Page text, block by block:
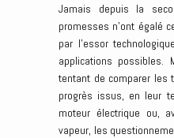
Jamais depuis la
promesses n’ont égalé
par l’essor
applications possibles.
tentant de comparer les
progrès issus, en leur
moteur électrique ou,
vapeur, les